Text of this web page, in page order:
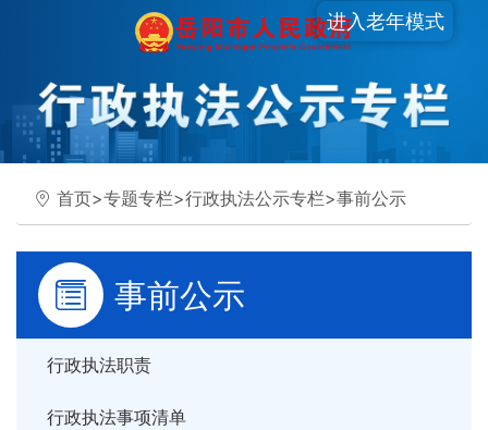
进入老年模式
首页>专题专栏>行政执法公示专栏>事前公示
事前公示
行政执法职责
行政执法事项清单